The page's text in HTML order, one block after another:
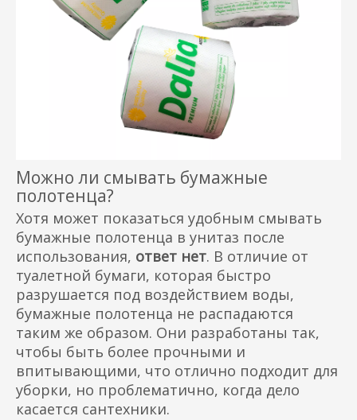
Можно ли смывать бумажные
полотенца?
Хотя может показаться удобным смывать
бумажные полотенца в унитаз после
использования, ответ нет. В отличие от
туалетной бумаги, которая быстро
разрушается под воздействием воды,
бумажные полотенца не распадаются
таким же образом. Они разработаны так,
чтобы быть более прочными и
впитывающими, что отлично подходит для
уборки, но проблематично, когда дело
касается сантехники.